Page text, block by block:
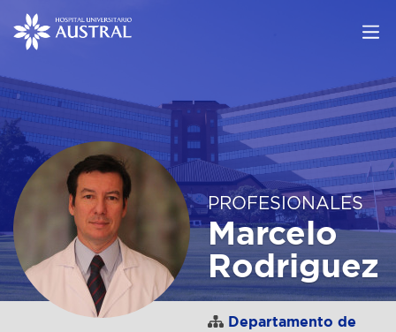
PROFESIONALES
Marcelo
Rodriguez
Departamento de